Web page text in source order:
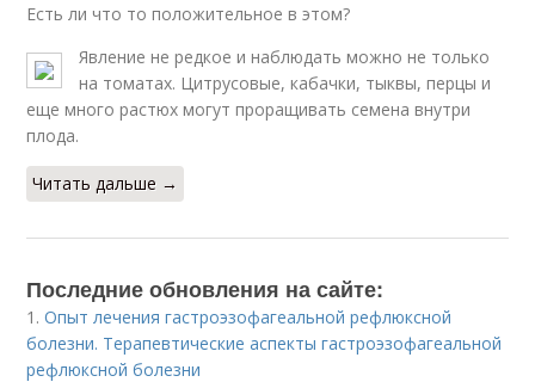
Есть ли что то положительное в этом?
Явление не редкое и наблюдать можно не только
на томатах. Цитрусовые, кабачки, тыквы, перцы и
еще много растюх могут проращивать семена внутри
плода.
Читать дальше →
Последние обновления на сайте:
1.Опыт лечения гастроэзофагеальной рефлюксной
болезни. Терапевтические аспекты гастроэзофагеальной
рефлюксной болезни